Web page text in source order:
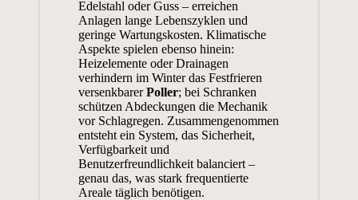
Edelstahl oder Guss – erreichen
Anlagen lange Lebenszyklen und
geringe Wartungskosten. Klimatische
Aspekte spielen ebenso hinein:
Heizelemente oder Drainagen
verhindern im Winter das Festfrieren
versenkbarerPoller; bei Schranken
schützen Abdeckungen die Mechanik
vor Schlagregen. Zusammengenommen
entsteht ein System, das Sicherheit,
Verfügbarkeit und
Benutzerfreundlichkeit balanciert –
genau das, was stark frequentierte
Areale täglich benötigen.